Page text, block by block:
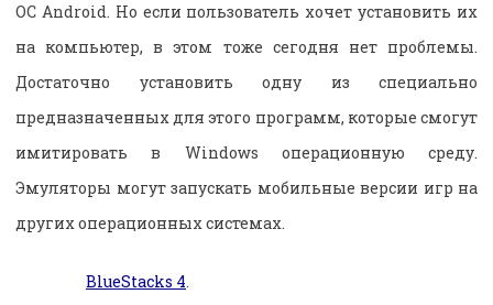
ОС Android. Но если пользователь хочет установить их
на компьютер, в этом тоже сегодня нет проблемы.
Достаточно установить одну из специально
предназначенных для этого программ, которые смогут
имитировать в Windows операционную среду.
Эмуляторы могут запускать мобильные версии игр на
других операционных системах.
BlueStacks 4.